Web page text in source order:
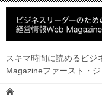
スキマ時間に読めるビジ
Magazineファースト・